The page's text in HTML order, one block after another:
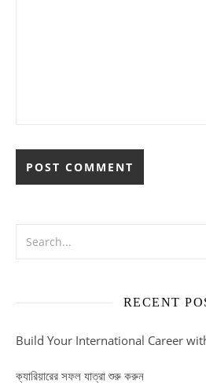
RECENT
Build Your International Career with
ক্যারিয়ারের সফল যাত্রা শুরু করুন